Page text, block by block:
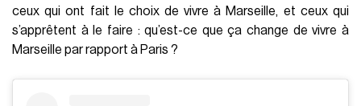
ceux qui ont fait le choix de vivre à Marseille, et ceux qui
s’apprêtent à le faire : qu’est-ce que ça change de vivre à
Marseille par rapport à Paris ?